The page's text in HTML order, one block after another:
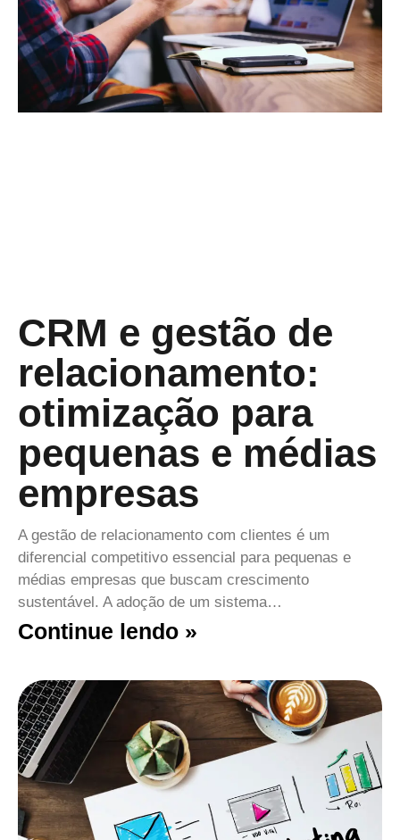
CRM e gestão de
relacionamento:
otimização para
pequenas e médias
empresas
A gestão de relacionamento com clientes é um
diferencial competitivo essencial para pequenas e
médias empresas que buscam crescimento
sustentável. A adoção de um sistema…
Continue lendo »